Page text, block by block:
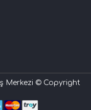
Merkezi © Copyright